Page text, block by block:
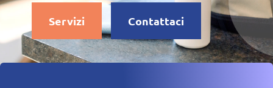
Servizi Contattaci